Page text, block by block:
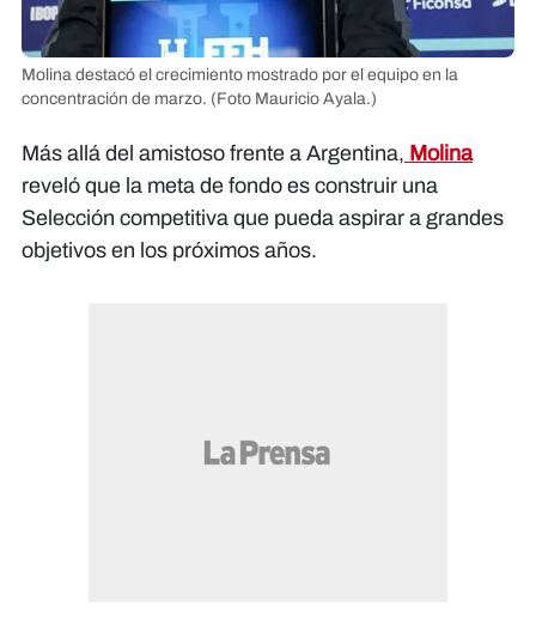
Molina destacó el crecimiento mostrado por el equipo en la
concentración de marzo. (Foto Mauricio Ayala.)
Más allá del amistoso frente a Argentina, Molina
reveló que la meta de fondo es construir una
Selección competitiva que pueda aspirar a grandes
objetivos en los próximos años.